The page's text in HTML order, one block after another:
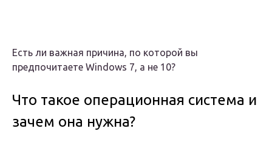
Есть ли важная причина, по которой вы
предпочитаете Windows 7, а не 10?
Что такое операционная система и
зачем она нужна?